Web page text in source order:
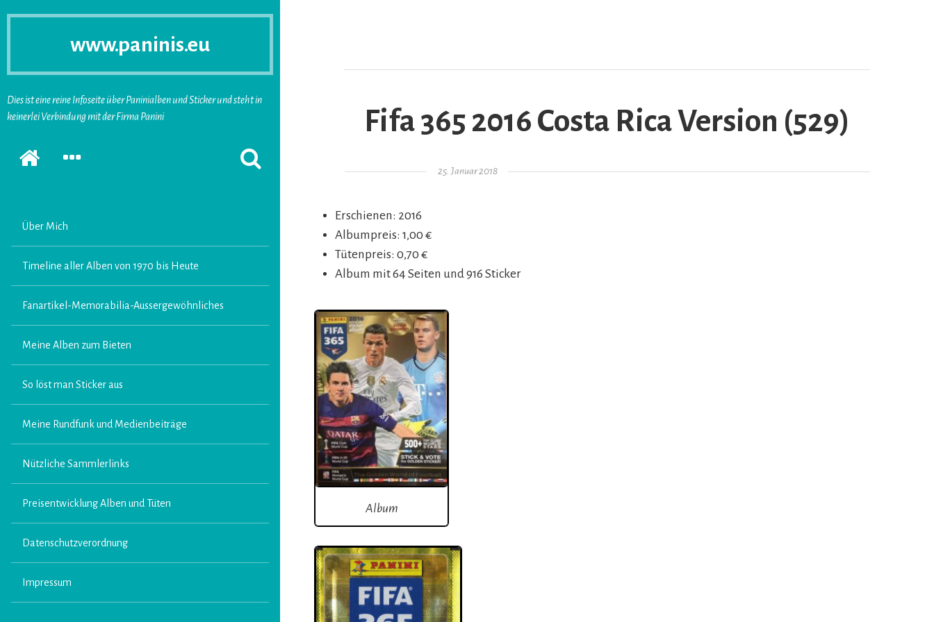
www.paninis.eu
Dies ist eine reine Infoseite über Paninialben und Sticker und steht in
keinerlei Verbindung mit der Firma Panini
Startseite
SEKUNDÄRE
SUCHFORMULAR
ERSCHEINEN
Über Mich
Timeline aller Alben von 1970 bis Heute
Fanartikel-Memorabilia-Aussergewöhnliches
Meine Alben zum Bieten
So löst man Sticker aus
Meine Rundfunk und Medienbeiträge
Nützliche Sammlerlinks
Preisentwicklung Alben und Tüten
Datenschutzverordnung
Impressum
Fifa 365 2016 Costa Rica Version (529)
Gepostet am
25. Januar 2018
Erschienen: 2016
Albumpreis: 1,00 €
Tütenpreis: 0,70 €
Album mit 64 Seiten und 916 Sticker
Album